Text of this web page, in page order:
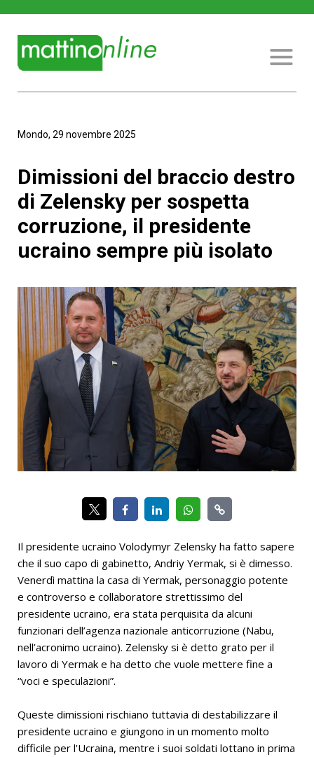
Mondo, 29 novembre 2025
Dimissioni del braccio destro
di Zelensky per sospetta
corruzione, il presidente
ucraino sempre più isolato
Il presidente ucraino Volodymyr Zelensky ha fatto sapere
che il suo capo di gabinetto, Andriy Yermak, si è dimesso.
Venerdì mattina la casa di Yermak, personaggio potente
e controverso e collaboratore strettissimo del
presidente ucraino, era stata perquisita da alcuni
funzionari dell’agenza nazionale anticorruzione (Nabu,
nell’acronimo ucraino). Zelensky si è detto grato per il
lavoro di Yermak e ha detto che vuole mettere fine a
“voci e speculazioni”.
Queste dimissioni rischiano tuttavia di destabilizzare il
presidente ucraino e giungono in un momento molto
difficile per l'Ucraina, mentre i suoi soldati lottano in prima